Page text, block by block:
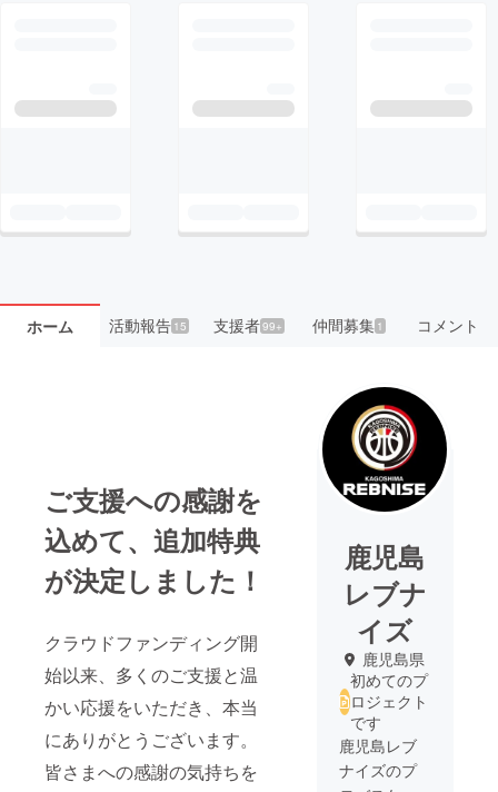
ホーム 活動報告15 支援者99+ 仲間募集 1 コメント
ご支援への感謝を
込めて、追加特典
が決定しました！
クラウドファンディング開
始以来、多くのご支援と温
かい応援をいただき、本当
にありがとうございます。
皆さまへの感謝の気持ちを
鹿児島
レブナ
イズ
鹿児島県
初めてのプ
ロジェクト
です
鹿児島レブ
ナイズのプ